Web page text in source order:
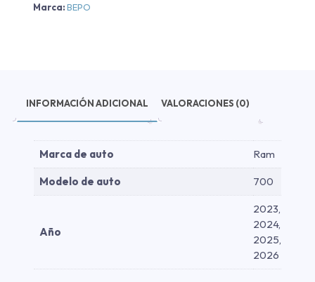
-
2023-
2026
cantidad
Marca:BEPO
INFORMACIÓN ADICIONAL VALORACIONES (0)
Marca de auto Ram
Modelo de auto 700
Año
2023,
2024,
2025,
2026